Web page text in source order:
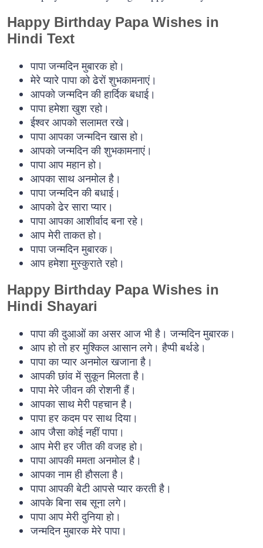
Happy Birthday Papa Wishes in
Hindi Text
पापा जन्मदिन मुबारक हो।
मेरे प्यारे पापा को ढेरों शुभकामनाएं।
आपको जन्मदिन की हार्दिक बधाई।
पापा हमेशा खुश रहो।
ईश्वर आपको सलामत रखे।
पापा आपका जन्मदिन खास हो।
आपको जन्मदिन की शुभकामनाएं।
पापा आप महान हो।
आपका साथ अनमोल है।
पापा जन्मदिन की बधाई।
आपको ढेर सारा प्यार।
पापा आपका आशीर्वाद बना रहे।
आप मेरी ताकत हो।
पापा जन्मदिन मुबारक।
आप हमेशा मुस्कुराते रहो।
Happy Birthday Papa Wishes in
Hindi Shayari
पापा की दुआओं का असर आज भी है। जन्मदिन मुबारक।
आप हो तो हर मुश्किल आसान लगे। हैप्पी बर्थडे।
पापा का प्यार अनमोल खजाना है।
आपकी छांव में सुकून मिलता है।
पापा मेरे जीवन की रोशनी हैं।
आपका साथ मेरी पहचान है।
पापा हर कदम पर साथ दिया।
आप जैसा कोई नहीं पापा।
आप मेरी हर जीत की वजह हो।
पापा आपकी ममता अनमोल है।
आपका नाम ही हौसला है।
पापा आपकी बेटी आपसे प्यार करती है।
आपके बिना सब सूना लगे।
पापा आप मेरी दुनिया हो।
जन्मदिन मुबारक मेरे पापा।